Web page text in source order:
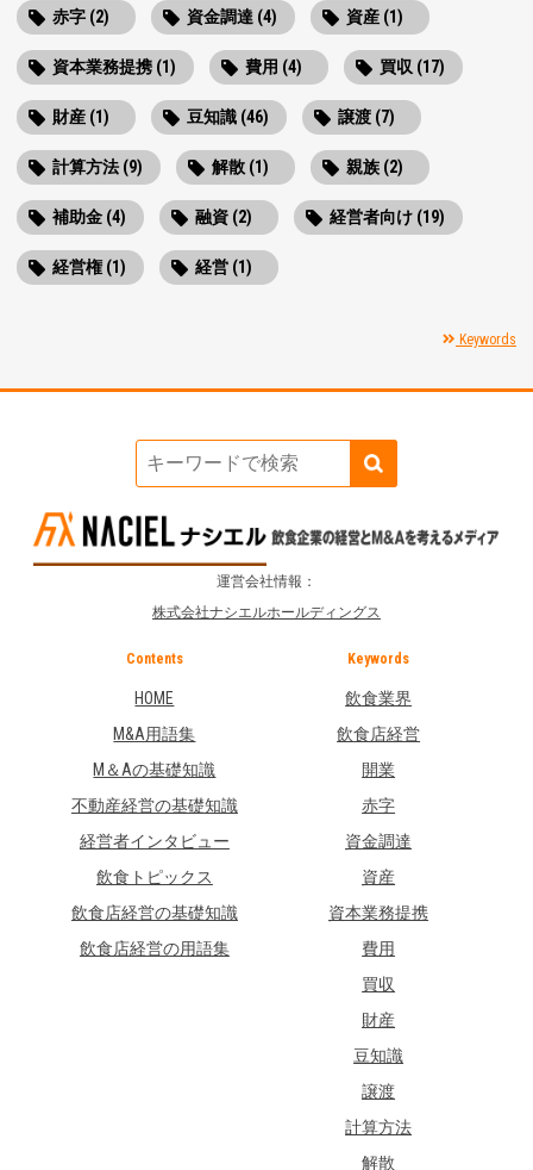
赤字 (2) 資金調達 (4) 資産 (1)
資本業務提携 (1) 費用 (4) 買収 (17)
財産 (1) 豆知識 (46) 譲渡 (7)
計算方法 (9) 解散 (1) 親族 (2)
補助金 (4) 融資 (2) 経営者向け (19)
経営権 (1) 経営 (1)
Keywords
運営会社情報：
株式会社ナシエルホールディングス
Contents
HOME
M&A用語集
M＆Aの基礎知識
不動産経営の基礎知識
経営者インタビュー
飲食トピックス
飲食店経営の基礎知識
飲食店経営の用語集
Keywords
飲食業界
飲食店経営
開業
赤字
資金調達
資産
資本業務提携
費用
買収
財産
豆知識
譲渡
計算方法
解散